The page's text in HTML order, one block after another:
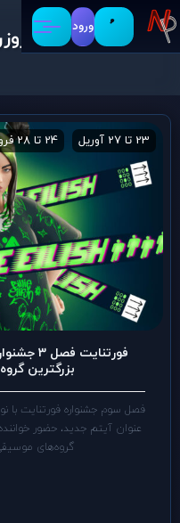
ورود
23 تا 27 آوریل 24 تا 28 فروردین
بزرگترین
فصل سوم جشنواره فورتنایت با
عنوان آیتم جدید، حضور
گروه‌های